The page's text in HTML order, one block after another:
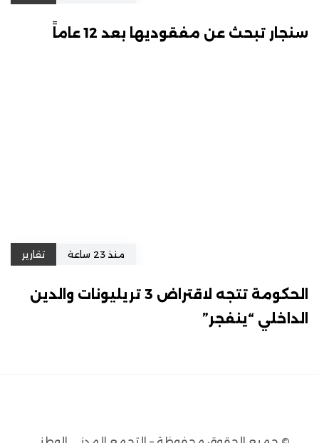
سنجار تبحث عن مفقوديها بعد 12 عاماً
منذ 23 ساعة تقارير
الحكومة تتجه لاقتراض 3 تريليونات والدين
الداخلي “ينفجر”